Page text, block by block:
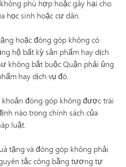
phù hợp hoặc gây hại cho
học sinh hoặc cư dân.
hoặc đóng góp không có
hộ bất kỳ sản phẩm hay dịch
không bắt buộc Quận phải ủng
hay dịch vụ đó.
đóng góp không được trái
nào trong chính sách của
luật.
tặng và đóng góp không phải
tắc công bằng tương tự